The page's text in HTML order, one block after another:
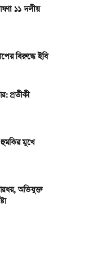
১১ দলীয়
বিরুদ্ধে ইবি
প্রতীকী
মুখে
অভিযুক্ত